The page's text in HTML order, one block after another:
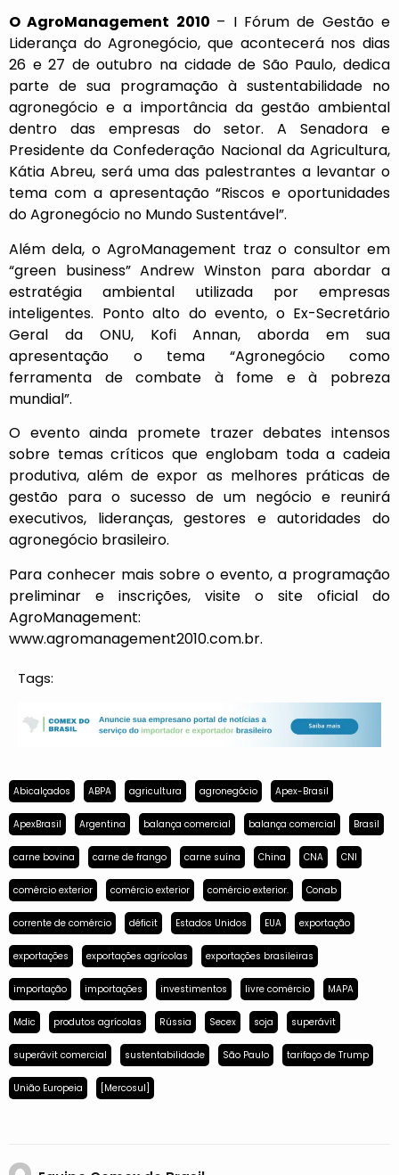
O AgroManagement 2010 – I Fórum de Gestão e
Liderança do Agronegócio, que acontecerá nos dias
26 e 27 de outubro na cidade de São Paulo, dedica
parte de sua programação à sustentabilidade no
agronegócio e a importância da gestão ambiental
dentro das empresas do setor. A Senadora e
Presidente da Confederação Nacional da Agricultura,
Kátia Abreu, será uma das palestrantes a levantar o
tema com a apresentação “Riscos e oportunidades
do Agronegócio no Mundo Sustentável”.
Além dela, o AgroManagement traz o consultor em
“green business” Andrew Winston para abordar a
estratégia ambiental utilizada por empresas
inteligentes. Ponto alto do evento, o Ex-Secretário
Geral da ONU, Kofi Annan, aborda em sua
apresentação o tema “Agronegócio como
ferramenta de combate à fome e à pobreza
mundial”.
O evento ainda promete trazer debates intensos
sobre temas críticos que englobam toda a cadeia
produtiva, além de expor as melhores práticas de
gestão para o sucesso de um negócio e reunirá
executivos, lideranças, gestores e autoridades do
agronegócio brasileiro.
Para conhecer mais sobre o evento, a programação
preliminar e inscrições, visite o site oficial do
AgroManagement:
www.agromanagement2010.com.br.
Tags:
Abicalçados ABPA agricultura agronegócio Apex-Brasil
ApexBrasil Argentina balança comercial balança comercial Brasil
carne bovina carne de frango carne suína China CNA CNI
comércio exterior comércio exterior comércio exterior. Conab
corrente de comércio déficit Estados Unidos EUA exportação
exportações exportações agrícolas exportações brasileiras
importação importações investimentos livre comércio MAPA
Mdic produtos agrícolas Rússia Secex soja superávit
superávit comercial sustentabilidade São Paulo tarifaço de Trump
União Europeia [Mercosul]